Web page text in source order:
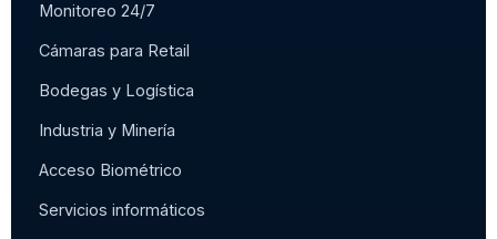
Monitoreo 24/7
Cámaras para Retail
Bodegas y Logística
Industria y Minería
Acceso Biométrico
Servicios informáticos